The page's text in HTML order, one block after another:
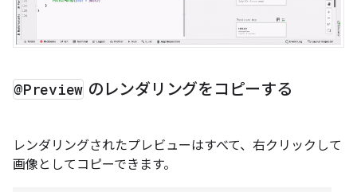
@Preview のレンダリングをコピーする
レンダリングされたプレビューはすべて、右クリックして
画像としてコピーできます。